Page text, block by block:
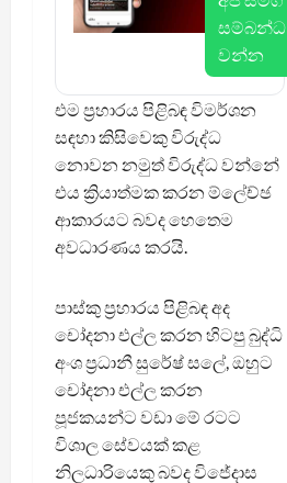
සම්බන්ධ
වන්න
එම ප්‍රහාරය පිළිබඳ විමර්ශන
සඳහා කිසිවෙකු විරුද්ධ
නොවන නමුත් විරුද්ධ වන්නේ
එය ක්‍රියාත්මක කරන ම්ලේච්ඡ
ආකාරයට බවද හෙතෙම
අවධාරණය කරයි.
පාස්කු ප්‍රහාරය පිළිබඳ අද
චෝදනා එල්ල කරන හිටපු බුද්ධි
අංශ ප්‍රධානී සුරේෂ් සලේ, ඔහුට
චෝදනා එල්ල කරන
පූජකයන්ට වඩා මේ රටට
විශාල සේවයක් කළ
නිලධාරියෙකු බවද විජේදාස